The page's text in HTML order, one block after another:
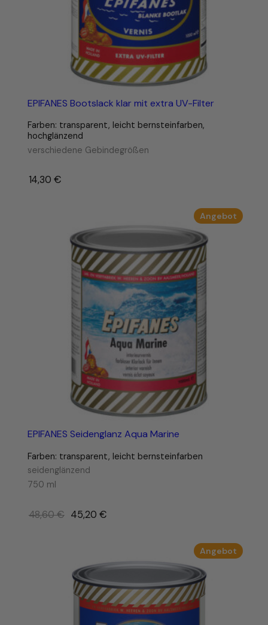
EPIFANES Bootslack klar mit extra UV-Filter
Farben: transparent, leicht bernsteinfarben,
hochglänzend
verschiedene Gebindegrößen
14,30 €
Angebot
im
EPIFANES Seidenglanz Aqua Marine
Farben: transparent, leicht bernsteinfarben
seidenglänzend
750 ml
48,60€ Ursprünglicher
45,20 €
Angebot
im